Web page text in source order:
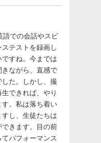
語での会話やスピ
テストを録画し
すね。今までは
ながら、直感で
た。しかし、撮
できれば、やり
。私は落ち着い
し、生徒たちは
きます。目の前
パフォーマンス